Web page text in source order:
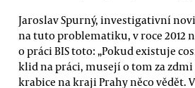
Jaroslav Spurný, investigativní
na tuto problematiku, v roce 2012
o práci BIS toto: „Pokud existuje
klid na práci, musejí o tom za
krabice na kraji Prahy něco vědět.